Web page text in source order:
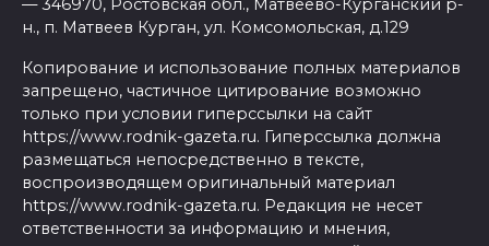
— 346970, Ростовская обл., Матвеево-Курганский р-
н., п. Матвеев Курган, ул. Комсомольская, д.129
Копирование и использование полных материалов
запрещено, частичное цитирование возможно
только при условии гиперссылки на сайт
https://www.rodnik-gazeta.ru. Гиперссылка должна
размещаться непосредственно в тексте,
воспроизводящем оригинальный материал
https://www.rodnik-gazeta.ru. Редакция не несет
ответственности за информацию и мнения,